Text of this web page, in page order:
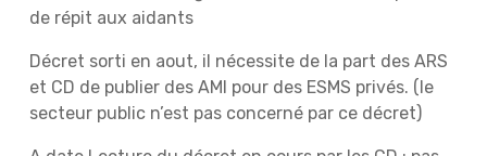
de répit aux aidants
Décret sorti en aout, il nécessite de la part des ARS
et CD de publier des AMI pour des ESMS privés. (le
secteur public n’est pas concerné par ce décret)